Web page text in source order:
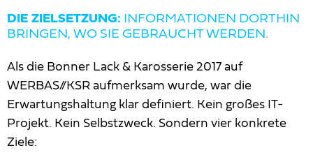
DIE ZIELSETZUNG: INFORMATIONEN DORTHIN
BRINGEN, WO SIE GEBRAUCHT WERDEN.
Als die Bonner Lack & Karosserie 2017 auf
WERBAS//KSR aufmerksam wurde, war die
Erwartungshaltung klar definiert. Kein großes IT-
Projekt. Kein Selbstzweck. Sondern vier konkrete
Ziele: